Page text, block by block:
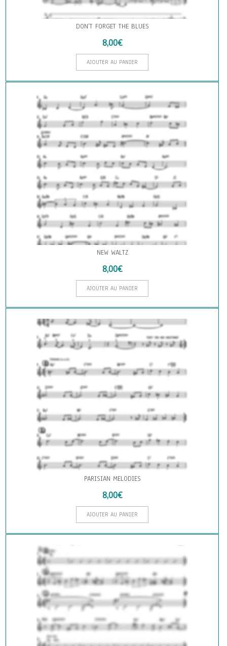
DON’T FORGET THE BLUES
8,00€
AJOUTER AU PANIER
NEW WALTZ
8,00€
AJOUTER AU PANIER
PARISIAN MELODIES
8,00€
AJOUTER AU PANIER